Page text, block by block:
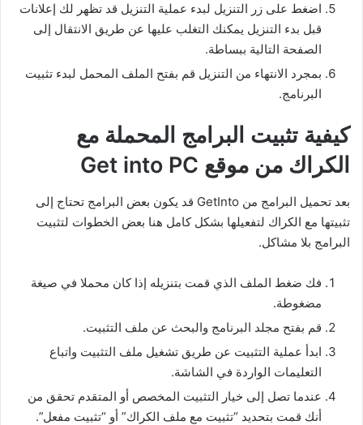
اضغط على زر التنزيل لبدء عملية التنزيل قد تظهر لك إعلانات
قبل بدء التنزيل يمكنك التغلب عليها عن طريق الانتقال إلى
الصفحة التالية ببساطة.
بمجرد الانتهاء من التنزيل قم بفتح الملف المحمل لبدء تثبيت
البرنامج.
كيفية تثبيت البرامج المحملة مع
الكراك من موقع Get into PC
بعد تحميل البرامج من GetInto قد يكون بعض البرامج تحتاج إلى
تثبيتها مع الكراك لتفعيلها بشكل كامل هنا بعض الخطوات لتثبيت
البرامج بلا مشاكل.
فك ضغط الملف الذي قمت بتنزيله إذا كان محملا في صيغة
مضغوطة.
قم بفتح مجلد البرنامج والبحث عن ملف التثبيت.
ابدأ عملية التثبيت عن طريق تشغيل ملف التثبيت واتباع
التعليمات الواردة في الشاشة.
عندما تصل إلى خيار التثبيت المخصص أو المتقدم تحقق من
أنك قمت بتحديد “تثبيت مع ملف الكراك” أو “تثبيت مفعل”.